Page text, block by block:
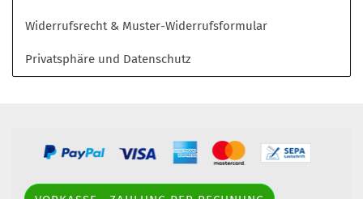
Widerrufsrecht & Muster-Widerrufsformular
Privatsphäre und Datenschutz